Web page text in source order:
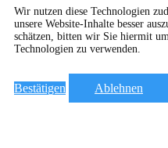
Wir nutzen diese Technologien
unsere Website-Inhalte besser
schätzen, bitten wir Sie hiermit
Technologien zu verwenden.
Bestätigen Ablehnen